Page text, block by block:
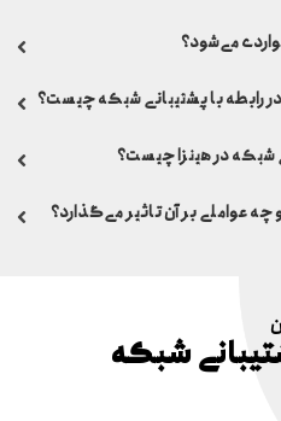
می‌شود؟
با پشتیبانی شبکه چیست؟
شبکه در هینزا چیست؟
عواملی بر آن تاثیر می‌گذارد؟
شبکه